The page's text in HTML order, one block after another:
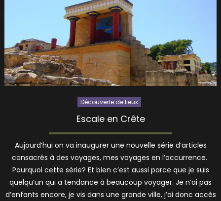
Découverte de lieux
Escale en Crête
Aujourd’hui on va inaugurer une nouvelle série d’articles
consacrés à des voyages, mes voyages en l’occurrence.
Pourquoi cette série? Et bien c’est aussi parce que je suis
quelqu’un qui a tendance à beaucoup voyager. Je n’ai pas
d’enfants encore, je vis dans une grande ville, j’ai donc accès